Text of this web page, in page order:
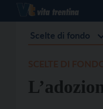
Scelte di fondo